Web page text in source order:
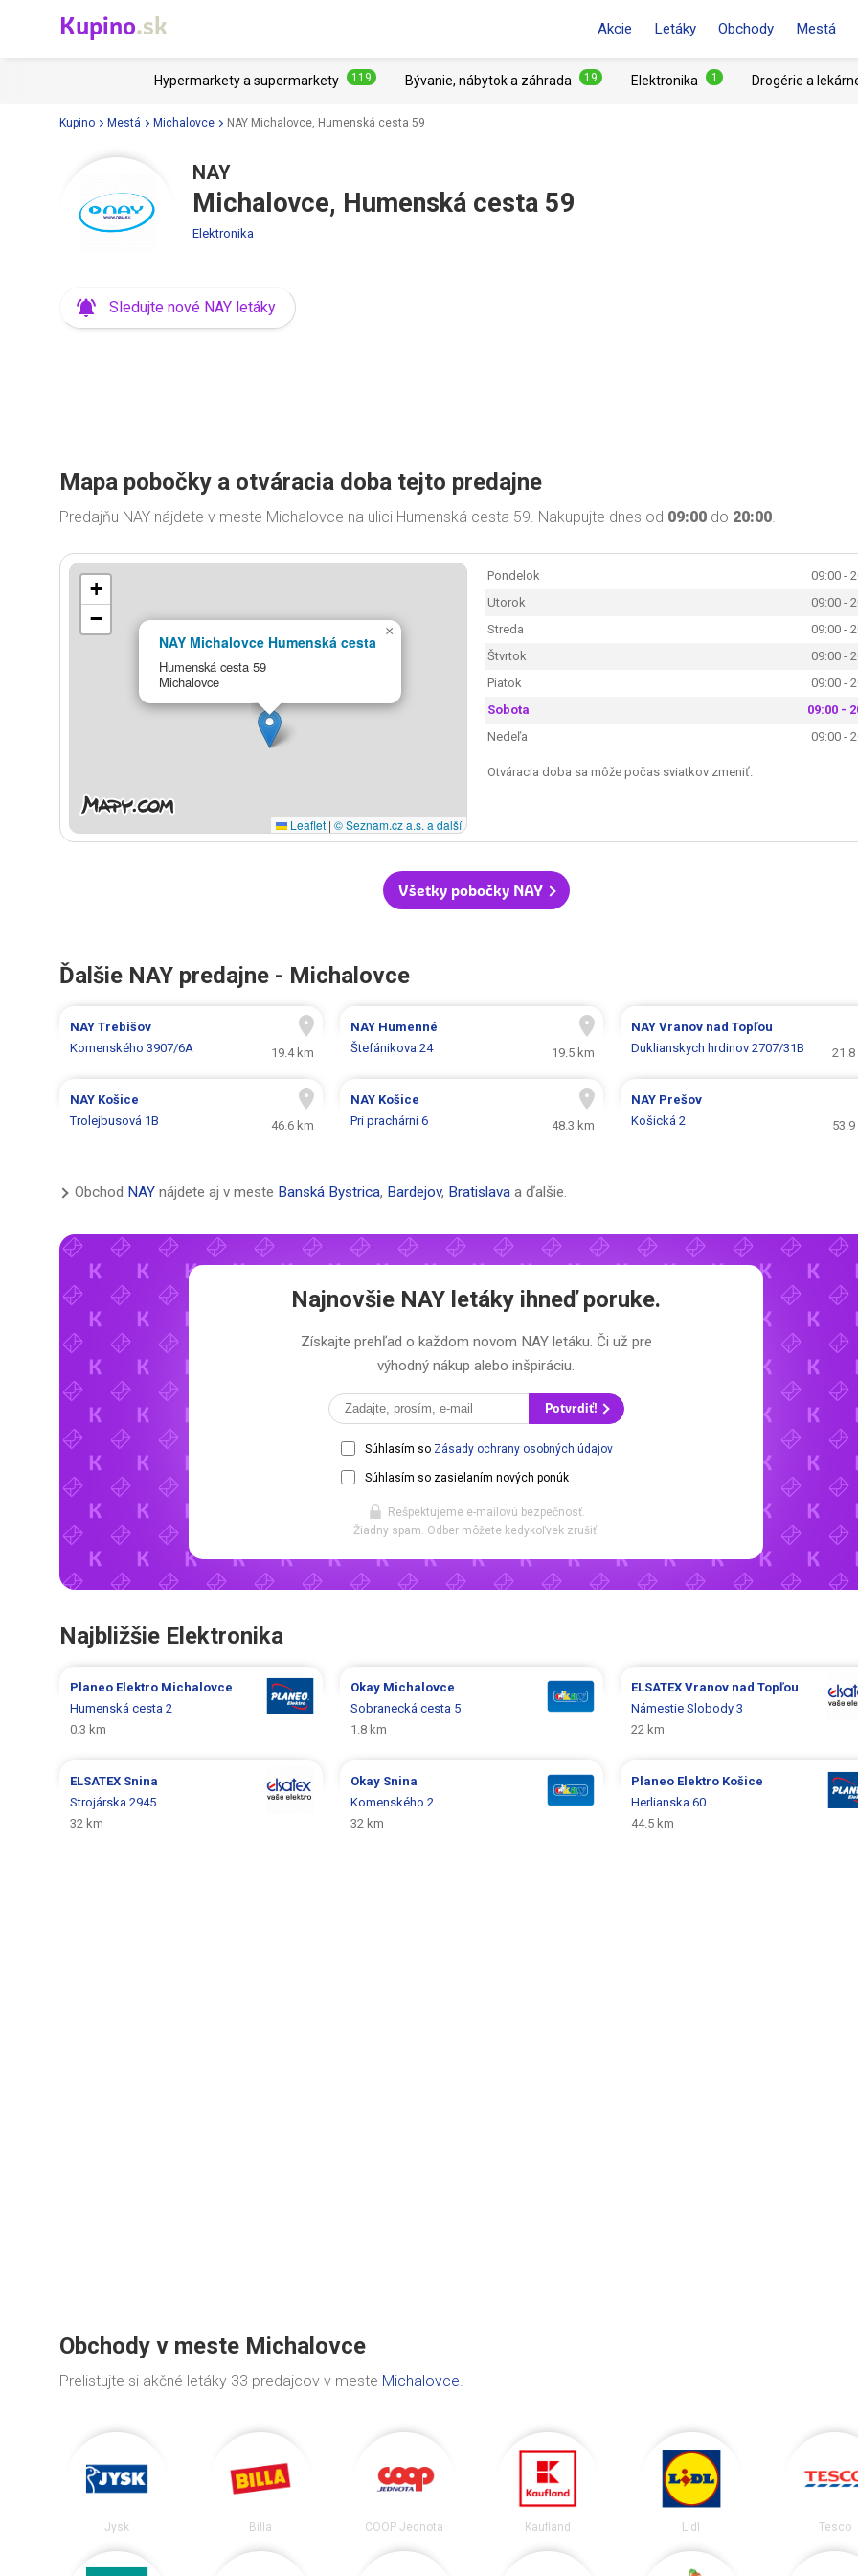
Kupino.sk Akcie Letáky Obchody Mestá
Hypermarkety a supermarkety 119 Bývanie, nábytok a záhrada 19 Elektronika 1 Drogérie a
Kupino Mestá Michalovce NAY Michalovce, Humenská cesta 59
NAY
Michalovce, Humenská cesta 59
Elektronika
Sledujte nové NAY letáky
Mapa pobočky a otváracia doba tejto predajne
Predajňu NAY nájdete v meste Michalovce na ulici Humenská cesta 59. Nakupujte dnes od 09:00 do 20:00.
NAY Michalovce Humenská cesta
Humenská cesta 59
Michalovce
×
+
−
Leaflet | © Seznam.cz a.s. a další
Pondelok
09:00 -
Utorok
09:00 -
Streda
09:00 -
Štvrtok
09:00 -
Piatok
09:00 -
Sobota
09:00 -
Nedeľa
09:00 -
Otváracia doba sa môže počas sviatkov zmeniť.
Všetky pobočky NAY
Ďalšie NAY predajne - Michalovce
NAYTrebišov
Komenského 3907/6A
19.4 km
NAY Humenné
Štefánikova 24
19.5 km
NAY Vranov nad Topľou
Duklianskych hrdinov 2707/31B
21.8
NAY Košice
Trolejbusová 1B
46.6 km
NAY Košice
Pri prachárni 6
48.3 km
NAY Prešov
Košická 2
Obchod NAY nájdete aj v meste Banská Bystrica, Bardejov, Bratislava a ďalšie.
Najnovšie NAY letáky ihneď poruke.
Získajte prehľad o každom novom NAY letáku. Či už pre
výhodný nákup alebo inšpiráciu.
Potvrdiť!
Súhlasím so Zásady ochrany osobných údajov
Súhlasím so zasielaním nových ponúk
Rešpektujeme e-mailovú bezpečnosť.
Žiadny spam. Odber môžete kedykoľvek zrušiť.
Najbližšie Elektronika
Planeo Elektro Michalovce
Humenská cesta 2
0.3 km
Okay Michalovce
Sobranecká cesta 5
1.8 km
ELSATEX Vranov nad Topľou
Námestie Slobody 3
22 km
ELSATEX Snina
Strojárska 2945
32 km
Okay Snina
Komenského 2
32 km
Planeo Elektro Košice
Herlianska 60
44.5 km
Obchody v meste Michalovce
Prelistujte si akčné letáky 33 predajcov v meste Michalovce.
Jysk Billa COOP Jednota Kaufland Lidl Tesco